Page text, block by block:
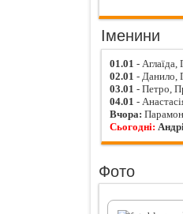
Іменини
01.01 - Аглаїда,
02.01 - Данило,
03.01 - Петро,
04.01 -
Вчора: Парамон
Сьогодні:
Фото